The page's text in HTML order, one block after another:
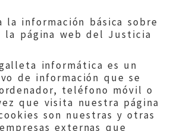
la información básica sobre
la página web del Justicia
informática es un
de información que se
teléfono móvil o
que visita nuestra página
son nuestras y otras
externas que